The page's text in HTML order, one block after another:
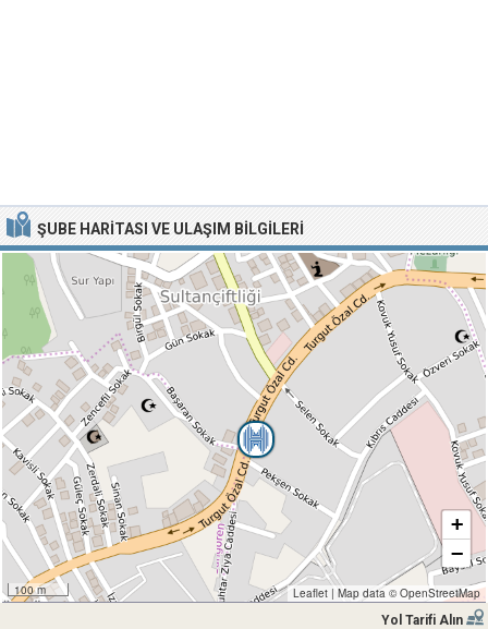
ŞUBE HARITASI VE ULAŞIM BILGILERI
100 m
+
−
Leaflet | Map data ©OpenStreetMap
Yol Tarifi Alın